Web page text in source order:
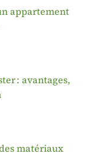
appartement
: avantages,
matériaux